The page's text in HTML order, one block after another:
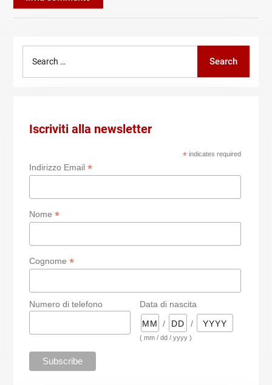
Search
Iscriviti alla newsletter
*indicates required
Indirizzo Email *
Nome *
Cognome *
Numero di telefono
Data di nascita
/
/
( mm / dd / yyyy )